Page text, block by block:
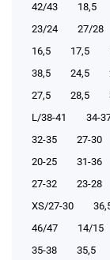
42/43
18,5
23/24
27/28
16,5
17,5
38,5
24,5
27,5
28,5
L/38-41
34-
32-35
27-30
20-25
31-36
27-32
23-28
XS/27-30
46/47
14/15
35-38
35,5